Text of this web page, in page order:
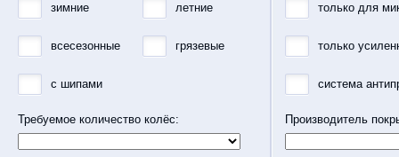
зимние
летние
всесезонные грязевые
с шипами
Требуемое количество колёс:
только для
только
система
Производитель